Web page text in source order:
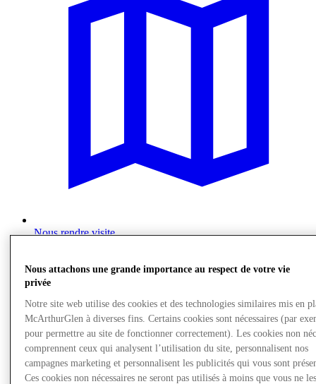
Nous rendre visite
Nous attachons une grande importance au respect de votre vie
privée
Notre site web utilise des cookies et des technologies similaires mis en
McArthurGlen à diverses fins. Certains cookies sont nécessaires (par
pour permettre au site de fonctionner correctement). Les cookies non
comprennent ceux qui analysent l’utilisation du site, personnalisent nos
campagnes marketing et personnalisent les publicités qui vous sont
Ces cookies non nécessaires ne seront pas utilisés à moins que vous ne